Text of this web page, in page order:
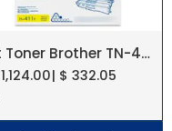
Kit Toner Brother TN-411 MFC-L8900CDW
1,124.00| $ 332.05